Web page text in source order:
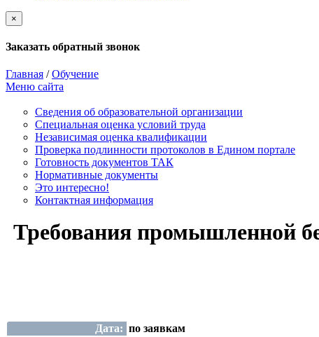
×
Заказать обратный звонок
Главная /Обучение
Меню сайта
Сведения об образовательной организации
Cпециальная оценка условий труда
Независимая оценка квалификации
Проверка подлинности протоколов в Едином портале
Готовность документов ТАК
Нормативные документы
Это интересно!
Контактная информация
Требования промышленной
Дата: по заявкам